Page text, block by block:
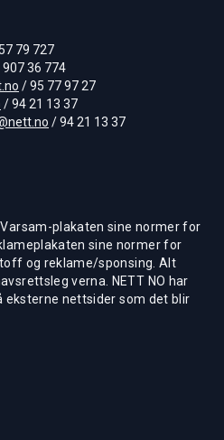
79 727
36 774
/ 95 77 97 27
/ 94 21 13 37
/ 94 21 13 37
plakaten sine normer for
sine normer for
og reklame/sponsing. Alt
verna. NETT NO har
eksterne nettsider som det blir